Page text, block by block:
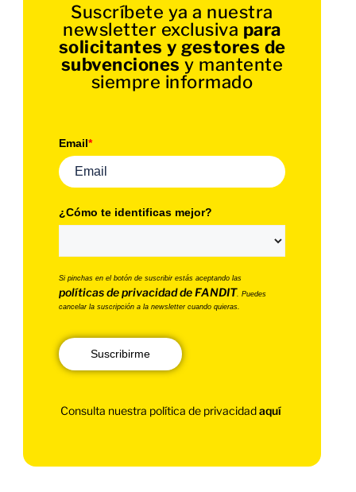
Suscríbete ya a nuestra
newsletter exclusiva para
solicitantes y gestores de
subvenciones y mantente
siempre informado
Email*
¿Cómo te identificas mejor?
Si pinchas en el botón de suscribir estás aceptando las
políticas de privacidad de FANDIT . Puedes
cancelar la suscripción a la newsletter cuando quieras.
Suscribirme
Consulta nuestra política de privacidadaquí